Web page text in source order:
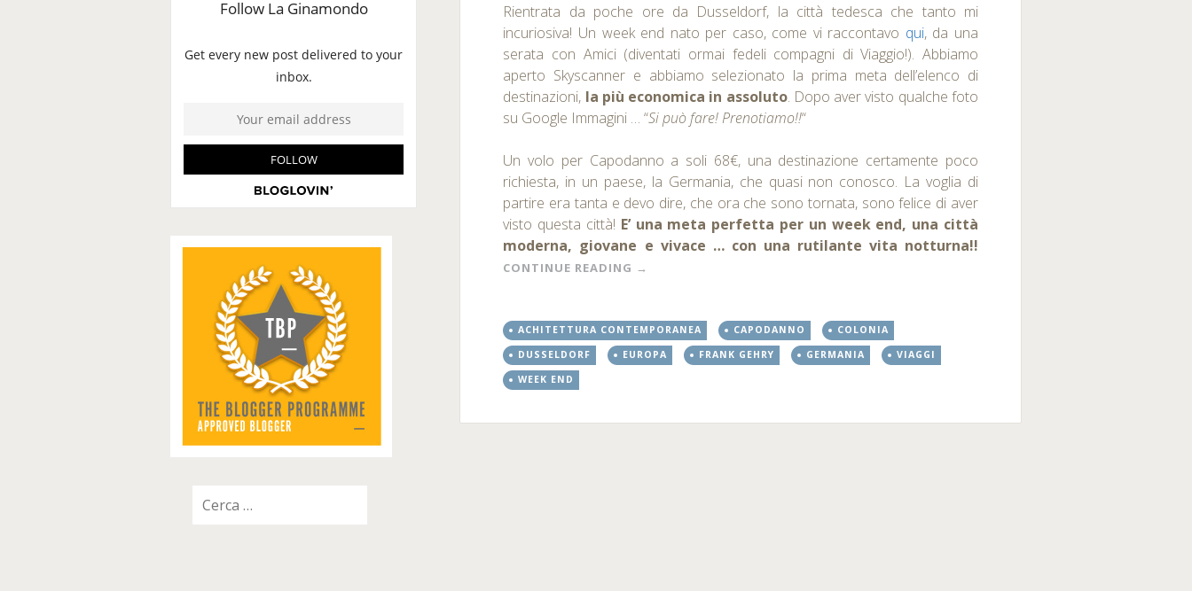
Rientrata da poche ore da Dusseldorf, la città tedesca che tanto mi
incuriosiva! Un week end nato per caso, come vi raccontavo qui, da una
serata con Amici (diventati ormai fedeli compagni di Viaggio!). Abbiamo
aperto Skyscanner e abbiamo selezionato la prima meta dell’elenco di
destinazioni, la più economica in assoluto. Dopo aver visto qualche foto
su Google Immagini … “Si può fare! Prenotiamo!!“
Un volo per Capodanno a soli 68€, una destinazione certamente poco
richiesta, in un paese, la Germania, che quasi non conosco. La voglia di
partire era tanta e devo dire, che ora che sono tornata, sono felice di aver
visto questa città! E’ una meta perfetta per un week end, una città
moderna, giovane e vivace … con una rutilante vita notturna!!
CONTINUE READING →
ACHITETTURA CONTEMPORANEA CAPODANNO
COLONIA
DUSSELDORF
EUROPA FRANK GEHRY GERMANIA
VIAGGI
WEEK END